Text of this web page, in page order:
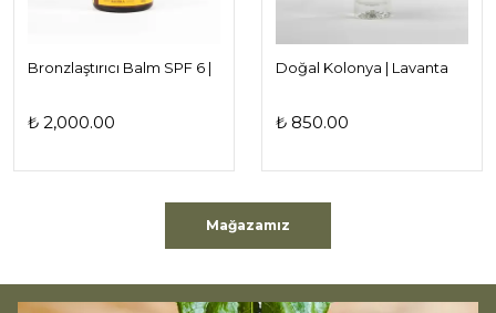
Bronzlaştırıcı Balm SPF 6 |
₺ 2,000.00
Doğal Kolonya | Lavanta
₺ 850.00
Mağazamız